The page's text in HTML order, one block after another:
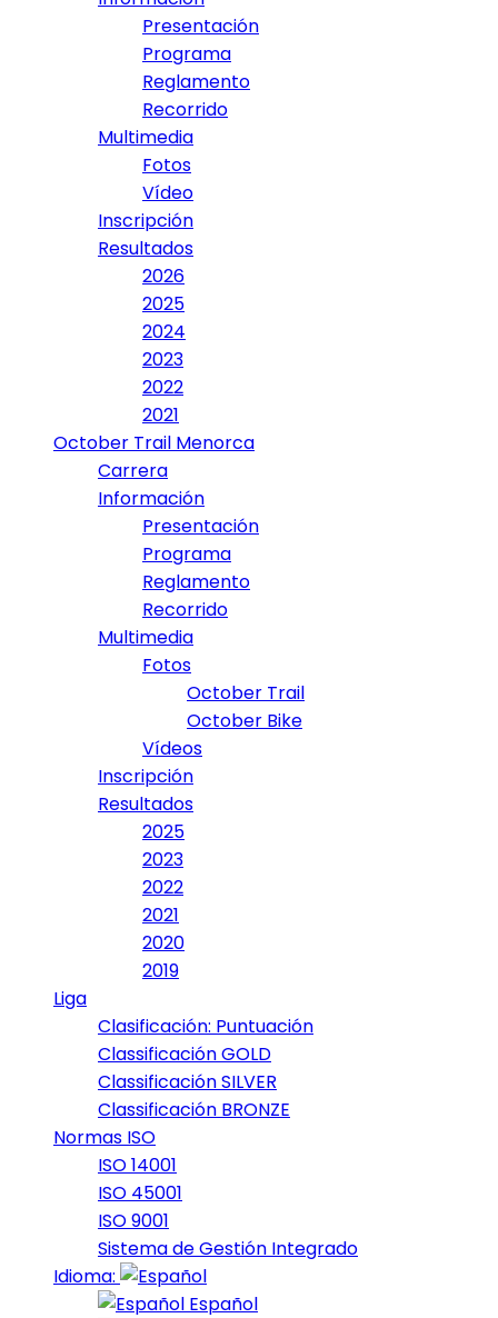
Presentación
Programa
Reglamento
Recorrido
Multimedia
Fotos
Vídeo
Inscripción
Resultados
2026
2025
2024
2023
2022
2021
October Trail Menorca
Carrera
Información
Presentación
Programa
Reglamento
Recorrido
Multimedia
Fotos
October Trail
October Bike
Vídeos
Inscripción
Resultados
2025
2023
2022
2021
2020
2019
Liga
Clasificación: Puntuación
Classificación GOLD
Classificación SILVER
Classificación BRONZE
Normas ISO
ISO 14001
ISO 45001
ISO 9001
Sistema de Gestión Integrado
Idioma:
Español